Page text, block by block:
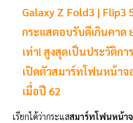
Galaxy Z Fold3 | Flip3
กระแสตอบรับดีเกินคาด
เท่า! สูงสุดเป็นประวัติก
เปิดตัวสมาร์ทโฟนหน้าจ
เมื่อปี 62
เรียกได้ว่ากระแสสมาร์ทโฟนหน้า